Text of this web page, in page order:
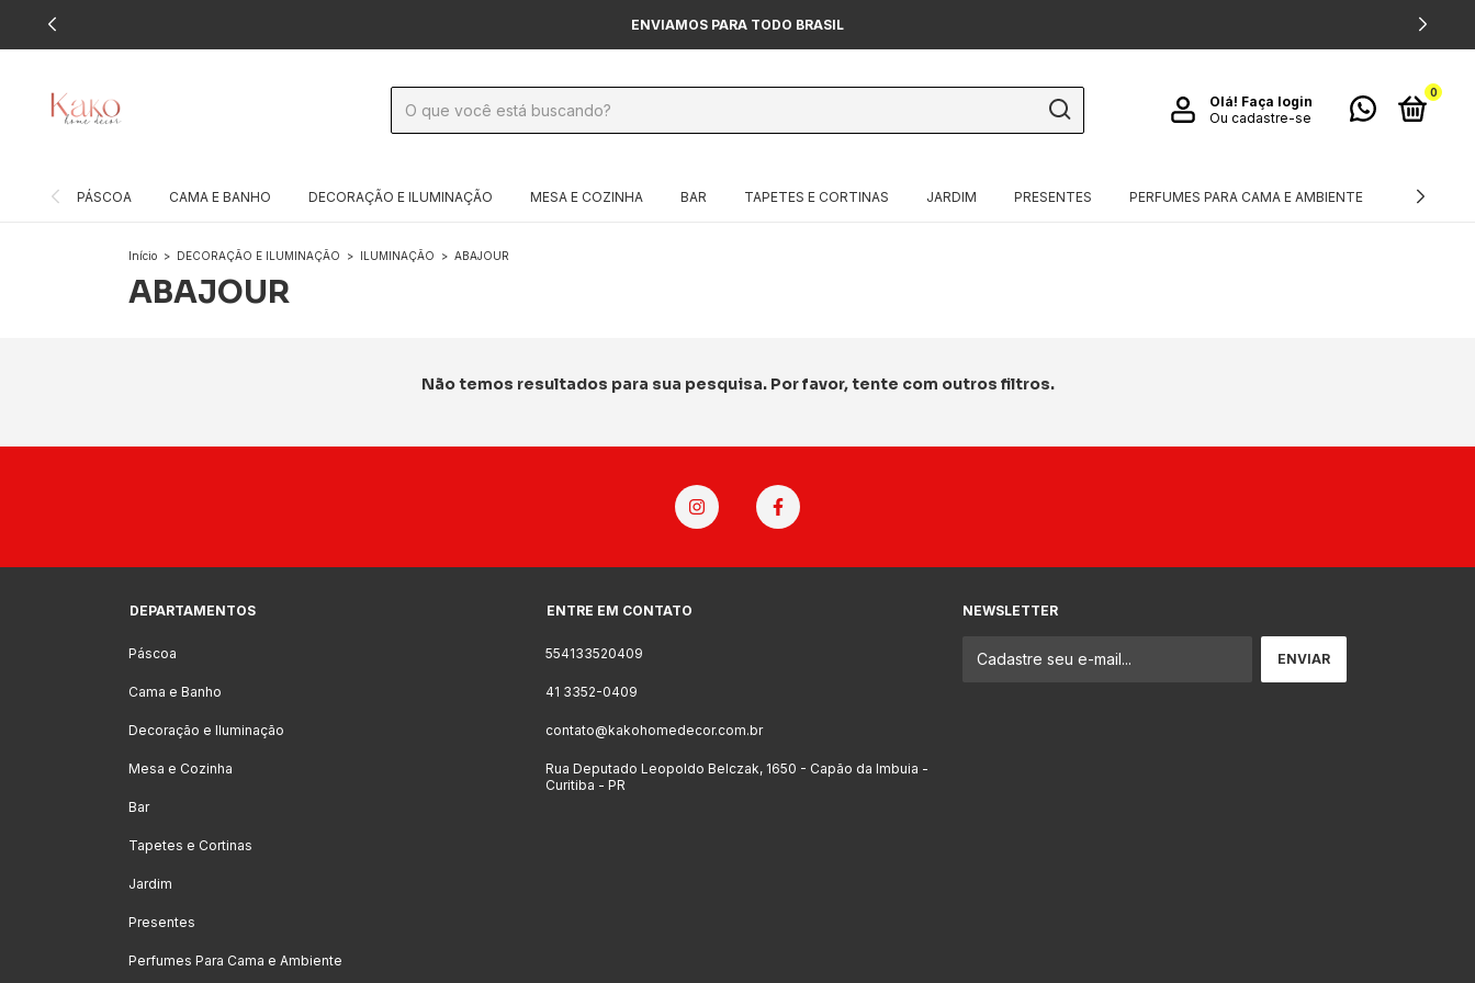
ENVIAMOS PARA TODO BRASIL
Olá! Faça login
Ou cadastre-se
0
PÁSCOA CAMA E BANHO DECORAÇÃO E ILUMINAÇÃO MESA E COZINHA BAR TAPETES E CORTINAS JARDIM PRESENTES PERFUMES PARA CAMA E AMBIENTE TÊXTEIS
Início > DECORAÇÃO E ILUMINAÇÃO > ILUMINAÇÃO > ABAJOUR
ABAJOUR
Não temos resultados para sua pesquisa. Por favor, tente com outros filtros.
DEPARTAMENTOS
Páscoa
Cama e Banho
Decoração e Iluminação
Mesa e Cozinha
Bar
Tapetes e Cortinas
Jardim
Presentes
Perfumes Para Cama e Ambiente
ENTRE EM CONTATO
554133520409
41 3352-0409
contato@kakohomedecor.com.br
Rua Deputado Leopoldo Belczak, 1650 - Capão da Imbuia -
Curitiba - PR
NEWSLETTER